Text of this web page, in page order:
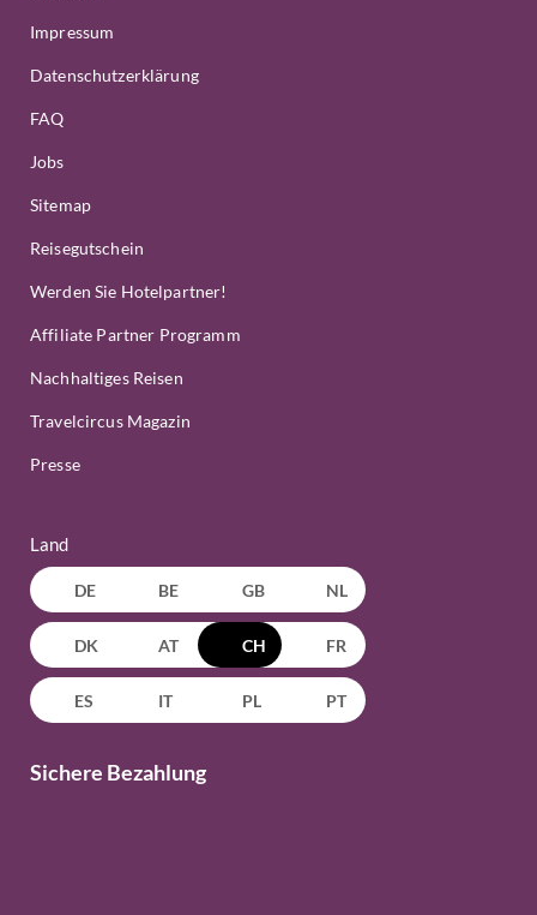
Impressum
Datenschutzerklärung
FAQ
Jobs
Sitemap
Reisegutschein
Werden Sie Hotelpartner!
Affiliate Partner Programm
Nachhaltiges Reisen
Travelcircus Magazin
Presse
Land
DE BE GB NL
DK AT CH FR
ES IT PL PT
Sichere Bezahlung